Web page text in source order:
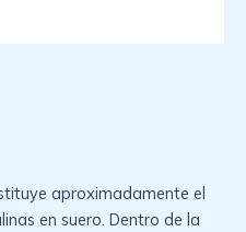
aproximadamente el
en suero. Dentro de la